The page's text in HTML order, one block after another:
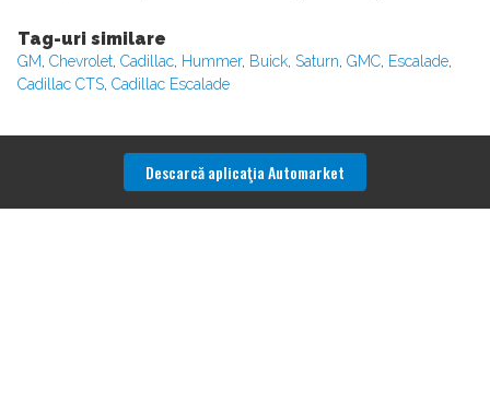
Tag-uri similare
GM, Chevrolet, Cadillac, Hummer, Buick, Saturn, GMC, Escalade,
Cadillac CTS, Cadillac Escalade
Descarcă aplicaţia Automarket